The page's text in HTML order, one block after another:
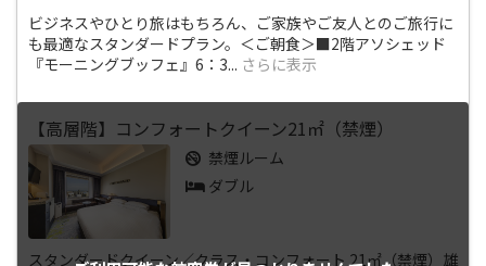
ビジネスやひとり旅はもちろん、ご家族やご友人とのご旅行に
も最適なスタンダードプラン。＜ご朝食＞■2階アソシェッド
『モーニングブッフェ』6：3... さらに表示
【高層階】コンフォートクイーン21㎡（禁煙）
禁煙ルーム
ダブル
スタンダードクイーン／クラス・コンフォート 21㎡（禁煙）雄